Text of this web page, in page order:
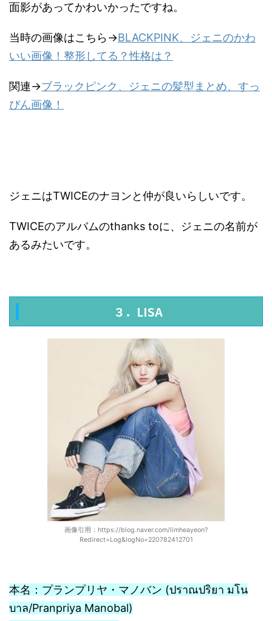
面影があってかわいかったですね。
当時の画像はこちら→BLACKPINK、ジェニのかわ
いい画像！整形してる？性格は？
関連→ブラックピンク、ジェニの髪型まとめ、すっ
ぴん画像！
ジェニはTWICEのナヨンと仲が良いらしいです。
TWICEのアルバムのthanks toに、ジェニの名前が
あるみたいです。
３．LISA
画像引用：https://blog.naver.com/limheayeon?
Redirect=Log&logNo=220782412701
本名：プランプリヤ・マノバン (ปราณปริยา มโน
บาล/Pranpriya Manobal)